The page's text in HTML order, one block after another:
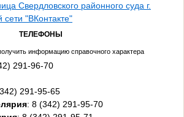
Свердловского районного суда г.
"ВКонтакте"
ТЕЛЕФОНЫ
информацию справочного характера
291-96-70
291-95-65
: 8 (342) 291-95-70